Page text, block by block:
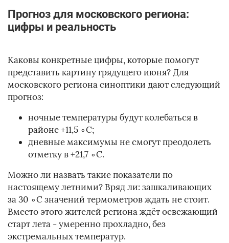
Прогноз для московского региона:
цифры и реальность
Каковы конкретные цифры, которые помогут
представить картину грядущего июня? Для
московского региона синоптики дают следующий
прогноз:
ночные температуры будут колебаться в
районе +11,5 ∘C;
дневные максимумы не смогут преодолеть
отметку в +21,7 ∘C.
Можно ли назвать такие показатели по
настоящему летними? Вряд ли: зашкаливающих
за 30 ∘C значений термометров ждать не стоит.
Вместо этого жителей региона ждёт освежающий
старт лета - умеренно прохладно, без
экстремальных температур.